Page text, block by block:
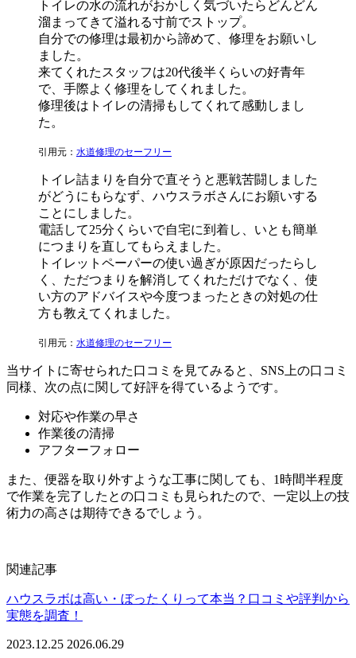
トイレの水の流れがおかしく気づいたらどんどん
溜まってきて溢れる寸前でストップ。
自分での修理は最初から諦めて、修理をお願いし
ました。
来てくれたスタッフは20代後半くらいの好青年
で、手際よく修理をしてくれました。
修理後はトイレの清掃もしてくれて感動しまし
た。
引用元： 水道修理のセーフリー
トイレ詰まりを自分で直そうと悪戦苦闘しました
がどうにもらなず、ハウスラボさんにお願いする
ことにしました。
電話して25分くらいで自宅に到着し、いとも簡単
につまりを直してもらえました。
トイレットペーパーの使い過ぎが原因だったらし
く、ただつまりを解消してくれただけでなく、使
い方のアドバイスや今度つまったときの対処の仕
方も教えてくれました。
引用元： 水道修理のセーフリー
当サイトに寄せられた口コミを見てみると、SNS上の口コミ
同様、次の点に関して好評を得ているようです。
対応や作業の早さ
作業後の清掃
アフターフォロー
また、便器を取り外すような工事に関しても、1時間半程度
で作業を完了したとの口コミも見られたので、一定以上の技
術力の高さは期待できるでしょう。
関連記事
ハウスラボは高い・ぼったくりって本当？口コミや評判から
実態を調査！
2023.12.25 2026.06.29